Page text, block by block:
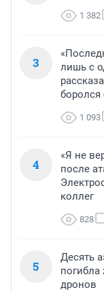
1 382
3
лишь с
боролся
1 093
4
«Я не
после
коллег
828
5
Десять
дронов